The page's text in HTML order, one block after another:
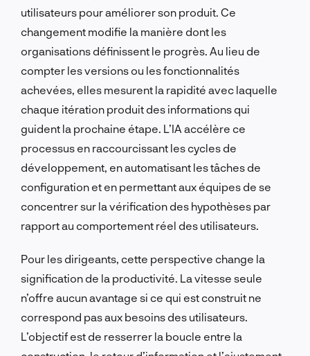
utilisateurs pour améliorer son produit. Ce
changement modifie la manière dont les
organisations définissent le progrès. Au lieu de
compter les versions ou les fonctionnalités
achevées, elles mesurent la rapidité avec laquelle
chaque itération produit des informations qui
guident la prochaine étape. L’IA accélère ce
processus en raccourcissant les cycles de
développement, en automatisant les tâches de
configuration et en permettant aux équipes de se
concentrer sur la vérification des hypothèses par
rapport au comportement réel des utilisateurs.
Pour les dirigeants, cette perspective change la
signification de la productivité. La vitesse seule
n’offre aucun avantage si ce qui est construit ne
correspond pas aux besoins des utilisateurs.
L’objectif est de resserrer la boucle entre la